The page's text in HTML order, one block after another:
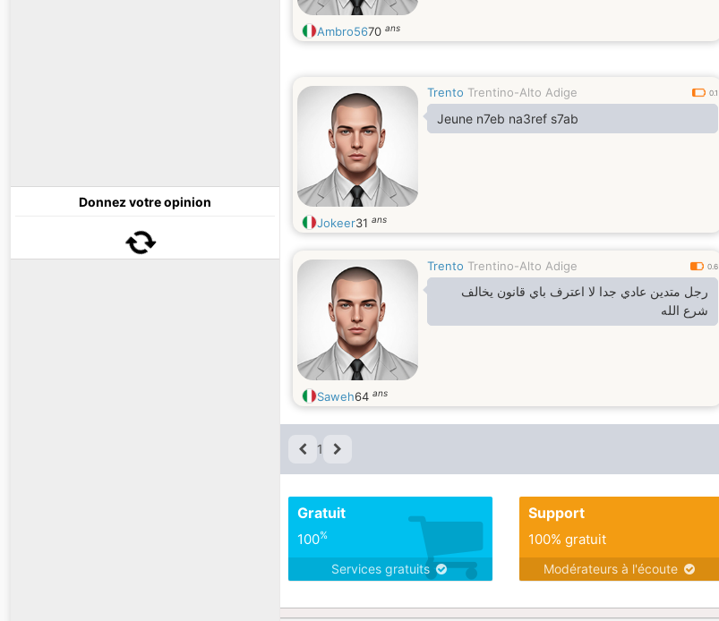
Donnez votre opinion
Ambro5670 ans
Trento Trentino-Alto Adige 0.1
Jeune n7eb na3ref s7ab
Jokeer31 ans
Trento Trentino-Alto Adige 0.6
رجل متدين عادي جدا لا اعترف باي قانون يخالف
شرع الله
Saweh64 ans
1
Gratuit
100%
Services gratuits
Support
100% gratuit
Modérateurs à l'écoute